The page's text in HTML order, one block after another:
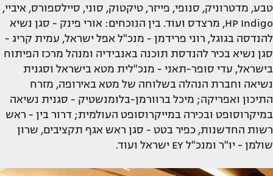
טבע, מדטרוניק, סנופי, פייזר, טיקטוק, סוני, סיילספורס, איביי,
HP Indigo, מרצדס ועוד. בין הנוכחים: אורי פינק - סגן נשיא
להנדסה בגוגל, רוני פרידמן - מנכ"ל אפל ישראל, עמית קריג -
סגן נשיא בכיר להנדסת תוכנה באנבידיה ומנהל מרכז הפיתוח
בישראל, עדי סופר-תאני - מנכ"לית מטא בישראל וסגנית
נשיאה וחברת הנהלה בשלוחה של מטא באירופה, מזרח
התיכון ואפריקה; מיכל ברוורמן-בלומנשטיק - סגנית נשיאה
במיקרוסופט ובכירה במייקרוסופט העולמית; דרור בין - ראש
רשות החדשנות, כפיר בטט - סגן ראש אגף תקציבים, שרון
שולמן - יו"ר ומנכ"ל EY ישראל ועוד.